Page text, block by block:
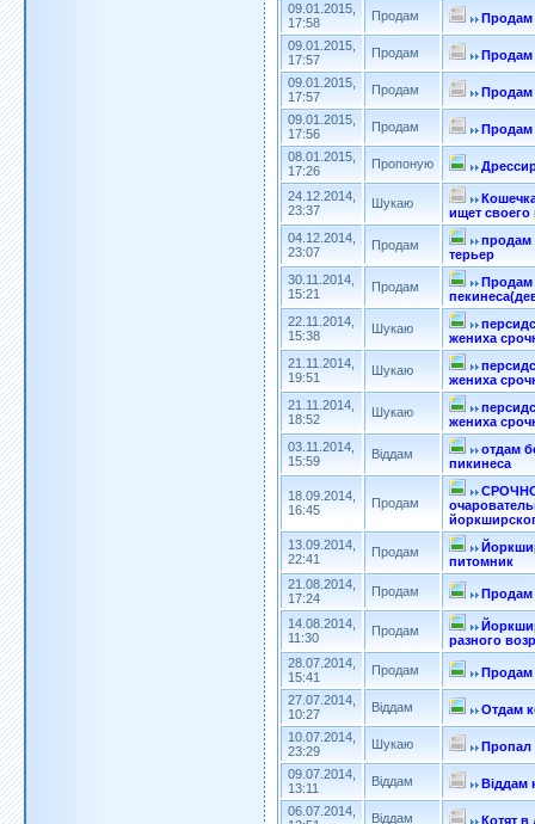
09.01.2015,
17:58
Продам
Продам
09.01.2015,
17:57
Продам
Продам
09.01.2015,
17:57
Продам
Продам
09.01.2015,
17:56
Продам
Продам
08.01.2015,
17:26
Пропоную
24.12.2014,
23:37
Шукаю
ищет своего
04.12.2014,
23:07
Продам
продам
терьер
30.11.2014,
15:21
Продам
Продам
22.11.2014,
15:38
Шукаю
жениха
21.11.2014,
19:51
Шукаю
жениха
21.11.2014,
18:52
Шукаю
жениха
03.11.2014,
15:59
Віддам
отдам
пикинеса
18.09.2014,
16:45
Продам
13.09.2014,
22:41
Продам
питомник
21.08.2014,
17:24
Продам Продам
14.08.2014,
11:30
Продам
разного
28.07.2014,
15:41
Продам
Продам
27.07.2014,
10:27
Віддам
Отдам
10.07.2014,
23:29
Шукаю
Пропал
09.07.2014,
13:11
Віддам
Віддам
06.07.2014,
Віддам Котят